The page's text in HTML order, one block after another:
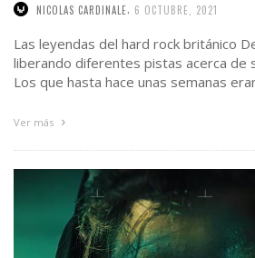
NICOLAS CARDINALE 6 OCTUBRE, 2021
Las leyendas del hard rock británico
liberando diferentes pistas acerca de
Los que hasta hace unas semanas
Ver más